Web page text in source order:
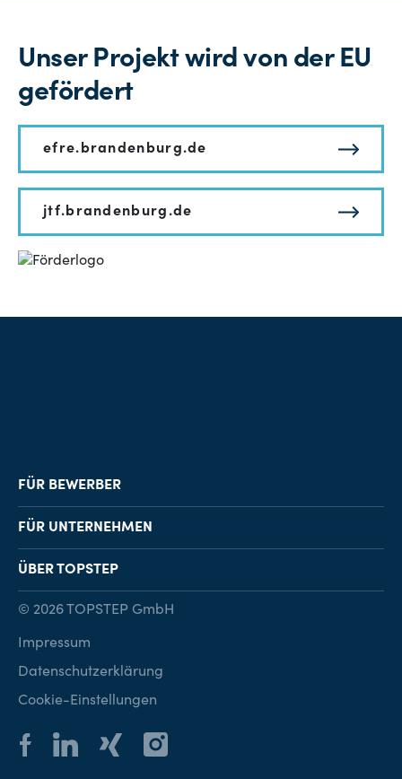
Unser Projekt wird von der EU
gefördert
efre.brandenburg.de
jtf.brandenburg.de
FÜR BEWERBER
Job-Finder
Karriereberatung
FÜR UNTERNEHMEN
Personalvermittlung
Personalsuche
ÜBER TOPSTEP
Kontakt
© 2026 TOPSTEP GmbH
Impressum
Datenschutzerklärung
Cookie-Einstellungen